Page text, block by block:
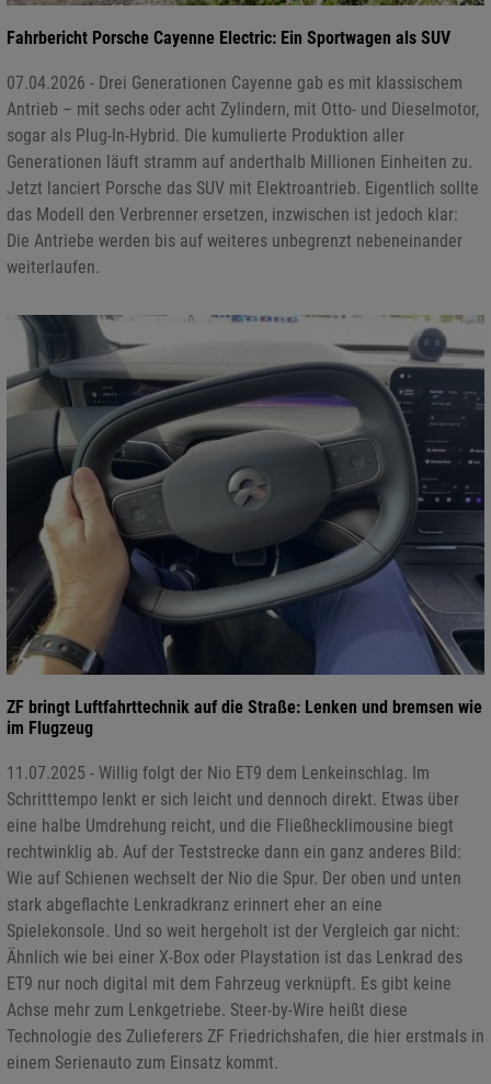
Fahrbericht Porsche Cayenne Electric: Ein Sportwagen als SUV
07.04.2026 - Drei Generationen Cayenne gab es mit klassischem
Antrieb – mit sechs oder acht Zylindern, mit Otto- und Dieselmotor,
sogar als Plug-In-Hybrid. Die kumulierte Produktion aller
Generationen läuft stramm auf anderthalb Millionen Einheiten zu.
Jetzt lanciert Porsche das SUV mit Elektroantrieb. Eigentlich sollte
das Modell den Verbrenner ersetzen, inzwischen ist jedoch klar:
Die Antriebe werden bis auf weiteres unbegrenzt nebeneinander
weiterlaufen.
ZF bringt Luftfahrttechnik auf die Straße: Lenken und bremsen wie
im Flugzeug
11.07.2025 - Willig folgt der Nio ET9 dem Lenkeinschlag. Im
Schritttempo lenkt er sich leicht und dennoch direkt. Etwas über
eine halbe Umdrehung reicht, und die Fließhecklimousine biegt
rechtwinklig ab. Auf der Teststrecke dann ein ganz anderes Bild:
Wie auf Schienen wechselt der Nio die Spur. Der oben und unten
stark abgeflachte Lenkradkranz erinnert eher an eine
Spielekonsole. Und so weit hergeholt ist der Vergleich gar nicht:
Ähnlich wie bei einer X-Box oder Playstation ist das Lenkrad des
ET9 nur noch digital mit dem Fahrzeug verknüpft. Es gibt keine
Achse mehr zum Lenkgetriebe. Steer-by-Wire heißt diese
Technologie des Zulieferers ZF Friedrichshafen, die hier erstmals in
einem Serienauto zum Einsatz kommt.